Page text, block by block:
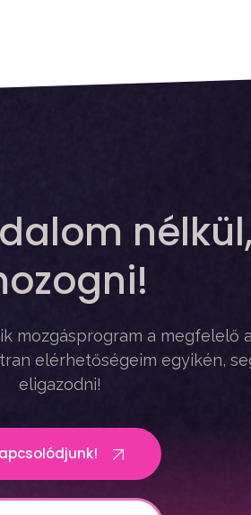
mozgásprogram a megfelelő a
elérhetőségeim egyikén,
eligazodni!